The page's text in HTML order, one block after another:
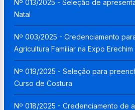
Nº 013/2025 - Seleção de
Natal
Nº 003/2025 - Credenciamento
Agricultura Familiar na Expo Erechim
Nº 019/2025 - Seleção para
Curso de Costura
Nº 018/2025 - Credenciamento de